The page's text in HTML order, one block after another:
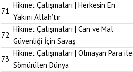
71
Hikmet Çalışmaları | Herkesin En
Yakını Allah’tır
72
Hikmet Çalışmaları | Can ve Mal
Güvenliği İçin Savaş
73
Hikmet Çalışmaları | Olmayan Para ile
Sömürülen Dünya